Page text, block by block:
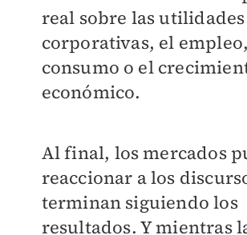
real sobre las utilidades
corporativas, el
consumo o el
económico.
Al final, los mercados
reaccionar a los
terminan siguiendo los
resultados. Y mientras